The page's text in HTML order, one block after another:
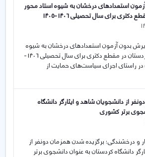
استعدادهای درخشان به شیوه استاد محور
برای سال تحصیلی 1406-1405
پذیرش بدون آزمون استعدادهای درخشان به شیوه
استاد محور دانشگاه کردستان در مقطع دکتری برای سال تحصیلی 1406-
در راستای اجرای سیاست‌های حمایت از
از دانشجویان شاهد و ایثارگر دانشگاه
برتر کشوری
افتخار و درخشندگی؛ برگزیده شدن همزمان دونفر از
دانشگاه کردستان به عنوان دانشجوی برتر